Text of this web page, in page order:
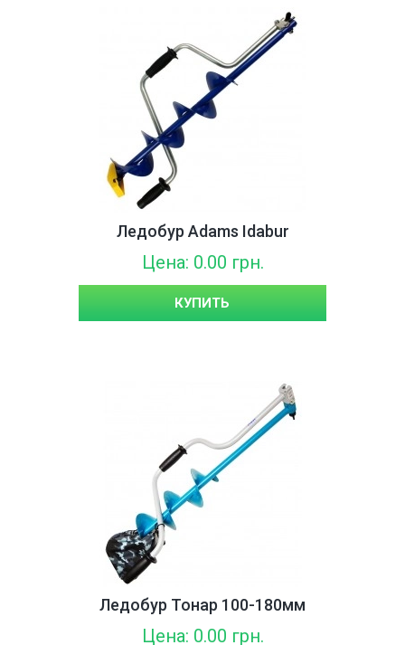
Ледобур Adams Idabur
Цена: 0.00 грн.
КУПИТЬ
Ледобур Тонар 100-180мм
Цена: 0.00 грн.